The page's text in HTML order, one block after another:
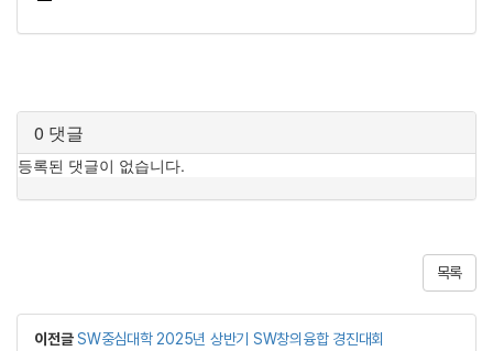
목록
이전글 SW중심대학 2025년 상반기 SW창의융합 경진대회